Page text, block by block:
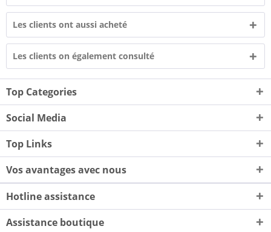
Les clients ont aussi acheté
Les clients on également consulté
Top Categories
Social Media
Top Links
Vos avantages avec nous
Hotline assistance
Assistance boutique